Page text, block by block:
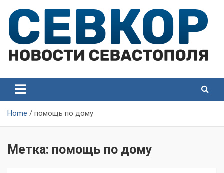
content
Севастополя
Севастополя
Home помощь по дому
Метка: помощь по дому